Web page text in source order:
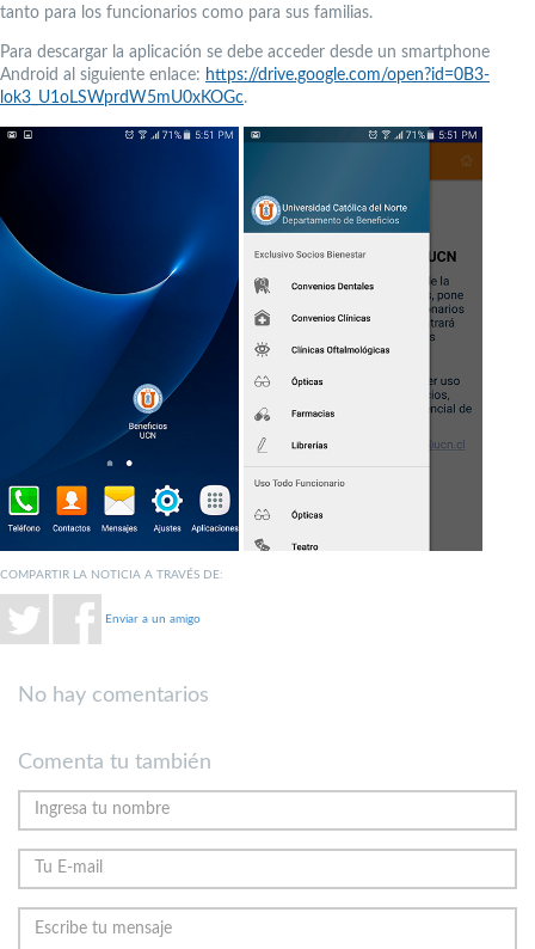
tanto para los funcionarios como para sus familias.
Para descargar la aplicación se debe acceder desde un smartphone
Android al siguiente enlace: https://drive.google.com/open?id=0B3-
lok3_U1oLSWprdW5mU0xKOGc.
COMPARTIR LA NOTICIA A TRAVÉS DE:
Enviar a un amigo
No hay comentarios
Comenta tu también